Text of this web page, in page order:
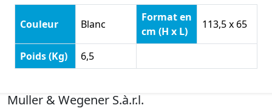
Couleur Blanc
Format en
cm (H x L)
113,5 x 65
Poids (Kg) 6,5
Muller & Wegener S.à.r.l.